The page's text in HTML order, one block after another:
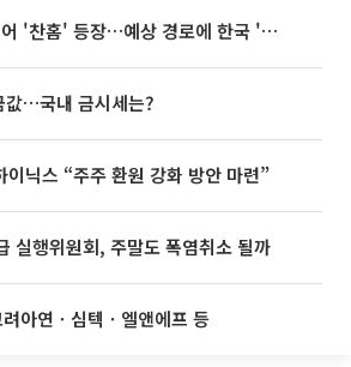
태풍 '돌핀' 이어 '찬홈' 등장…예상 경로에 한국 '한숨'
값…국내 금시세는?
이닉스 “주주 환원 강화 방안 마련”
실행위원회, 주말도 폭염취소 될까
아연ㆍ심텍ㆍ엘앤에프 등